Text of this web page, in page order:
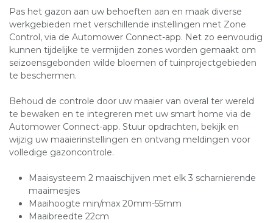
Pas het gazon aan uw behoeften aan en maak diverse
werkgebieden met verschillende instellingen met Zone
Control, via de Automower Connect-app. Net zo eenvoudig
kunnen tijdelijke te vermijden zones worden gemaakt om
seizoensgebonden wilde bloemen of tuinprojectgebieden
te beschermen.
Behoud de controle door uw maaier van overal ter wereld
te bewaken en te integreren met uw smart home via de
Automower Connect-app. Stuur opdrachten, bekijk en
wijzig uw maaierinstellingen en ontvang meldingen voor
volledige gazoncontrole.
Maaisysteem 2 maaischijven met elk 3 scharnierende
maaimesjes
Maaihoogte min/max 20mm-55mm
Maaibreedte 22cm